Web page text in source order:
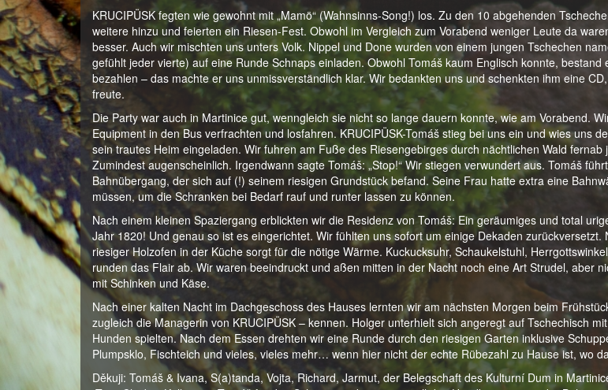
KRUCIPÜSK fegten wie gewohnt mit „Mamö“ (Wahnsinns-Song!) los. Zu den 10 abgehenden
weitere hinzu und feierten ein Riesen-Fest. Obwohl im Vergleich zum Vorabend weniger Leute da
besser. Auch wir mischten uns unters Volk. Nippel und Done wurden von einem jungen Tschechen
gefühlt jeder vierte) auf eine Runde Schnaps einladen. Obwohl Tomáš kaum Englisch konnte, bestand
bezahlen – das machte er uns unmissverständlich klar. Wir bedankten uns und schenkten ihm eine
freute.
Die Party war auch in Martinice gut, wenngleich sie nicht so lange dauern konnte, wie am Vorabend.
Equipment in den Bus verfrachten und losfahren. KRUCIPÜSK-Tomáš stieg bei uns ein und wies uns
sein trautes Heim eingeladen. Wir fuhren am Fuße des Riesengebirges durch nächtlichen Wald fernab
Zumindest augenscheinlich. Irgendwann sagte Tomáš: „Stop!“ Wir stiegen verwundert aus. Tomáš
Bahnübergang, der sich auf (!) seinem riesigen Grundstück befand. Seine Frau hatte extra eine
müssen, um die Schranken bei Bedarf rauf und runter lassen zu können.
Nach einem kleinen Spaziergang erblickten wir die Residenz von Tomáš: Ein geräumiges und total
Jahr 1820! Und genau so ist es eingerichtet. Wir fühlten uns sofort um einige Dekaden zurückversetzt.
riesiger Holzofen in der Küche sorgt für die nötige Wärme. Kuckucksuhr, Schaukelstuhl,
runden das Flair ab. Wir waren beeindruckt und aßen mitten in der Nacht noch eine Art Strudel, aber
mit Schinken und Käse.
Nach einer kalten Nacht im Dachgeschoss des Hauses lernten wir am nächsten Morgen beim
zugleich die Managerin von KRUCIPÜSK – kennen. Holger unterhielt sich angeregt auf Tschechisch
Hunden spielten. Nach dem Essen drehten wir eine Runde durch den riesigen Garten inklusive
Plumpsklo, Fischteich und vieles, vieles mehr… wenn hier nicht der echte Rübezahl zu Hause ist, wo
Děkuji: Tomáš & Ivana, S(a)tanda, Vojta, Richard, Jarmut, der Belegschaft des Kulturní Dum in